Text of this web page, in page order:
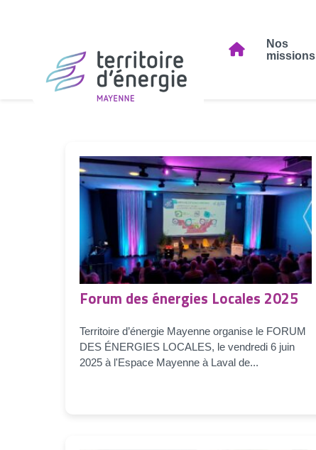
Nos
missions
Forum des énergies Locales 2025
Territoire d’énergie Mayenne organise le FORUM
DES ÉNERGIES LOCALES, le vendredi 6 juin
2025 à l'Espace Mayenne à Laval de...